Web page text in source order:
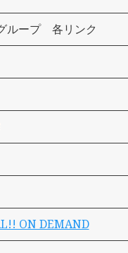
ループ 各リンク
ON DEMAND